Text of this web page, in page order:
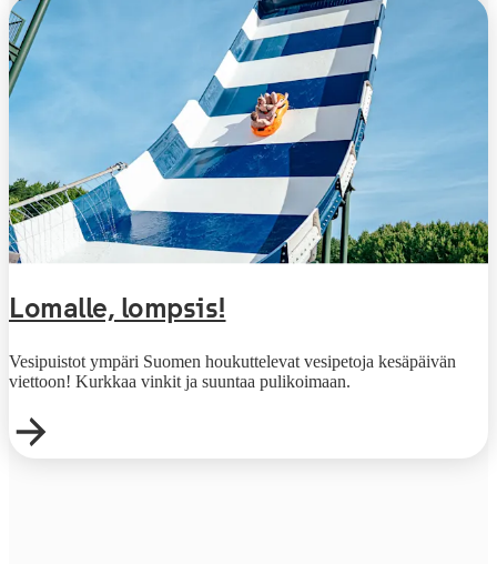
Lomalle, lompsis!
Vesipuistot ympäri Suomen houkuttelevat vesipetoja kesäpäivän
viettoon! Kurkkaa vinkit ja suuntaa pulikoimaan.